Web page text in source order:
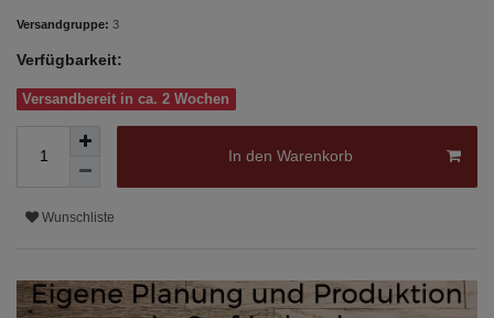
Versandgruppe: 3
Verfügbarkeit:
Versandbereit in ca. 2 Wochen
In den Warenkorb
Wunschliste